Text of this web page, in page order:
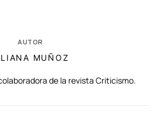
AUTOR
MUÑOZ
de la revista Criticismo.